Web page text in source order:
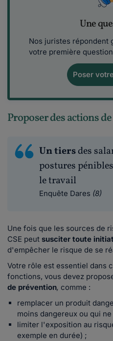
Une
Nos juristes répondent
votre première
Poser
Proposer des actions
Un tiersdes
postures
le travail
Enquête Dares (8)
Une fois que les sources de
CSE peut susciter toute
d'empêcher le risque de se
Votre rôle est essentiel dans
fonctions, vous devez
de prévention, comme :
remplacer un produit
moins dangereux ou qui
limiter l'exposition au
exemple en durée) ;